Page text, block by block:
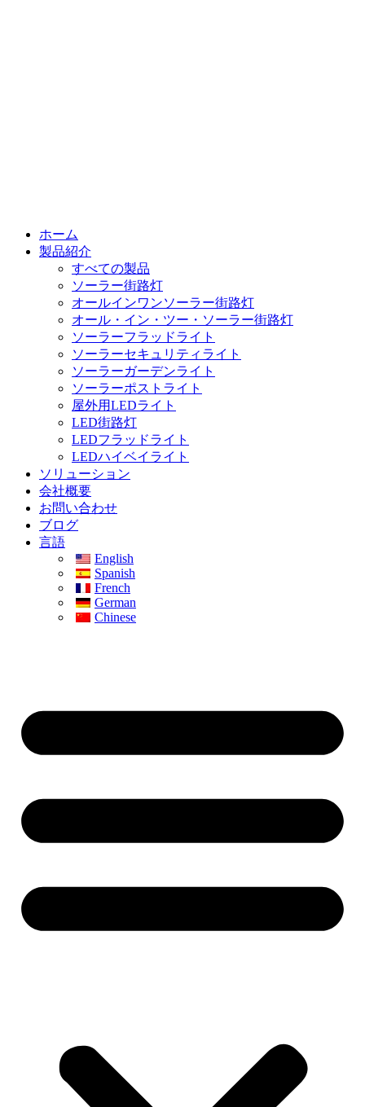
ホーム
製品紹介
すべての製品
ソーラー街路灯
オールインワンソーラー街路灯
オール・イン・ツー・ソーラー街路灯
ソーラーフラッドライト
ソーラーセキュリティライト
ソーラーガーデンライト
ソーラーポストライト
屋外用LEDライト
LED街路灯
LEDフラッドライト
LEDハイベイライト
ソリューション
会社概要
お問い合わせ
ブログ
言語
English
Spanish
French
German
Chinese